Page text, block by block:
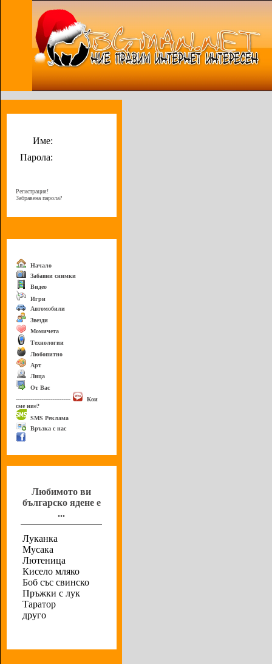
Име:
Парола:
Регистрация!
Забравена парола?
Начало
Забавни снимки
Видео
Игри
Автомобили
Звезди
Момичета
Технологии
Любопитно
Арт
Лица
От Вас
------------------------------
Кои
сме ние?
SMS Реклама
Връзка с нас
Любимото ви
българско ядене е
...
Луканка
Мусака
Лютеница
Кисело мляко
Боб със свинско
Пръжки с лук
Таратор
друго